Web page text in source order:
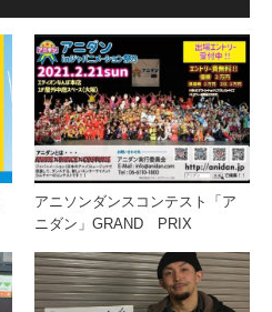
アニソンダンスコンテスト「ア
ニダン」GRAND PRIX